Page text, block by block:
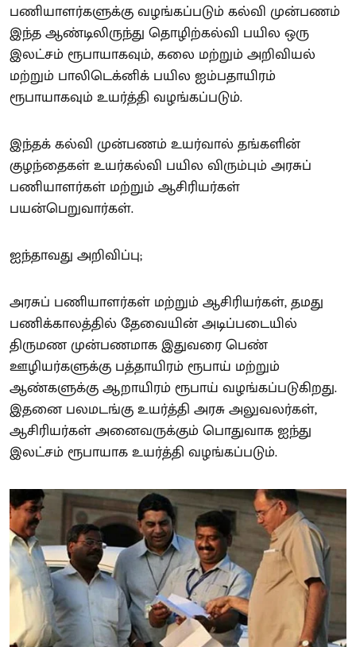
பணியாளர்களுக்கு வழங்கப்படும் கல்வி முன்பணம்
இந்த ஆண்டிலிருந்து தொழிற்கல்வி பயில ஒரு
இலட்சம் ரூபாயாகவும், கலை மற்றும் அறிவியல்
மற்றும் பாலிடெக்னிக் பயில ஐம்பதாயிரம்
ரூபாயாகவும் உயர்த்தி வழங்கப்படும்.
இந்தக் கல்வி முன்பணம் உயர்வால் தங்களின்
குழந்தைகள் உயர்கல்வி பயில விரும்பும் அரசுப்
பணியாளர்கள் மற்றும் ஆசிரியர்கள்
பயன்பெறுவார்கள்.
ஐந்தாவது அறிவிப்பு;
அரசுப் பணியாளர்கள் மற்றும் ஆசிரியர்கள், தமது
பணிக்காலத்தில் தேவையின் அடிப்படையில்
திருமண முன்பணமாக இதுவரை பெண்
ஊழியர்களுக்கு பத்தாயிரம் ரூபாய் மற்றும்
ஆண்களுக்கு ஆறாயிரம் ரூபாய் வழங்கப்படுகிறது.
இதனை பலமடங்கு உயர்த்தி அரசு அலுவலர்கள்,
ஆசிரியர்கள் அனைவருக்கும் பொதுவாக ஐந்து
இலட்சம் ரூபாயாக உயர்த்தி வழங்கப்படும்.